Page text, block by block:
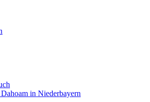
in Niederbayern